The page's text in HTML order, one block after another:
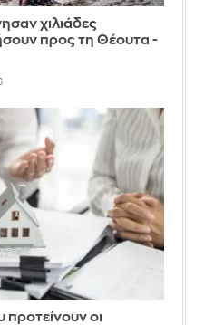
χιλιάδες
προς τη Θέουτα -
οι